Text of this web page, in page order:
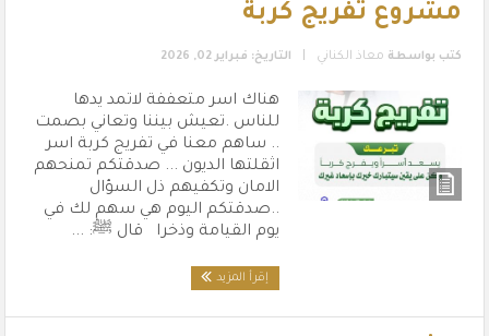
مشروع تفريج كربة
كتب بواسطة معاذ الكناني التاريخ: فبراير 02, 2026
هناك اسر متعففة لاتمد يدها
للناس .تعيش بيننا وتعاني بصمت
.. ساهم معنا في تفريج كربة اسر
اثقلتها الديون ... صدقتكم تمنحهم
الامان وتكفيهم ذل السؤال
..صدقتكم اليوم هي سهم لك في
يوم القيامة وذخرا قال ﷺ: ...
إقرأ المزيد